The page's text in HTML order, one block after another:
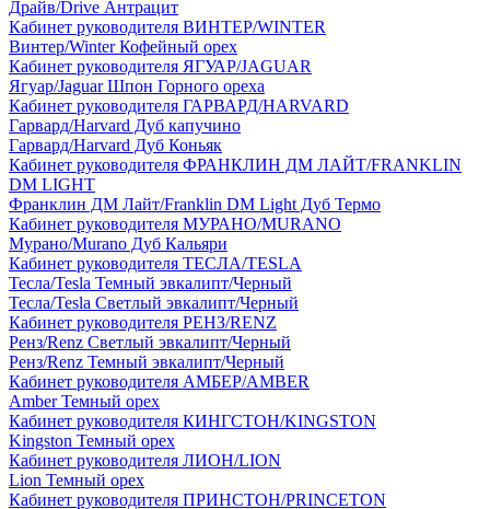
Драйв/Drive Антрацит
Кабинет руководителя ВИНТЕР/WINTER
Винтер/Winter Кофейный орех
Кабинет руководителя ЯГУАР/JAGUAR
Ягуар/Jaguar Шпон Горного ореха
Кабинет руководителя ГАРВАРД/HARVARD
Гарвард/Harvard Дуб капучино
Гарвард/Harvard Дуб Коньяк
Кабинет руководителя ФРАНКЛИН ДМ ЛАЙТ/FRANKLIN
DM LIGHT
Франклин ДМ Лайт/Franklin DM Light Дуб Термо
Кабинет руководителя МУРАНО/MURANO
Мурано/Murano Дуб Кальяри
Кабинет руководителя ТЕСЛА/TESLA
Тесла/Tesla Темный эвкалипт/Черный
Тесла/Tesla Светлый эвкалипт/Черный
Кабинет руководителя РЕНЗ/RENZ
Ренз/Renz Светлый эвкалипт/Черный
Ренз/Renz Темный эвкалипт/Черный
Кабинет руководителя АМБЕР/AMBER
Amber Темный орех
Кабинет руководителя КИНГСТОН/KINGSTON
Kingston Темный орех
Кабинет руководителя ЛИОН/LION
Lion Темный орех
Кабинет руководителя ПРИНСТОН/PRINCETON